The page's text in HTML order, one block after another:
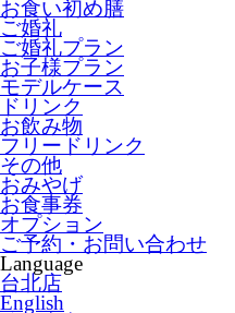
お食い初め膳
ご婚礼
ご婚礼プラン
お子様プラン
モデルケース
ドリンク
お飲み物
フリードリンク
その他
おみやげ
お食事券
オプション
ご予約・お問い合わせ
Language
台北店
English